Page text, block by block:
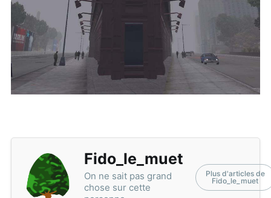
Fido_le_muet
On ne sait pas grand
chose sur cette
Plus d'articles de
Fido_le_muet